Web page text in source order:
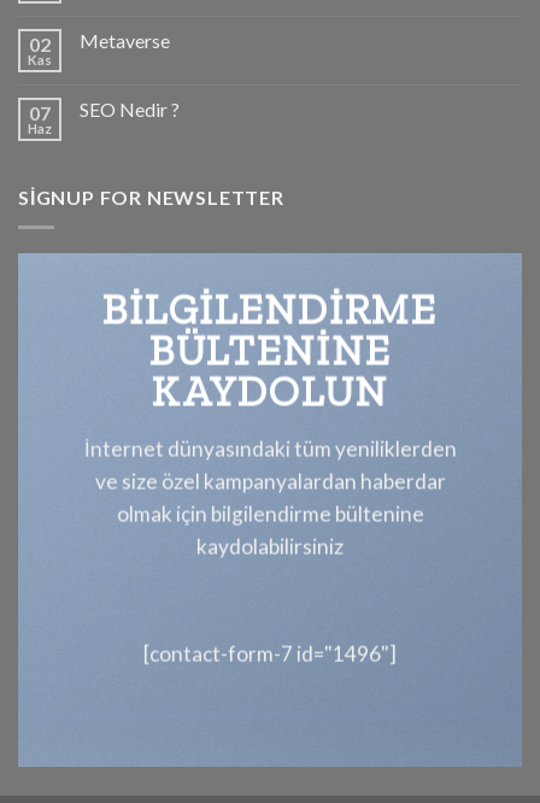
02
Kas
Metaverse
07
Haz
SEO Nedir ?
SIGNUP FOR NEWSLETTER
BILGILENDIRME
BÜLTENINE
KAYDOLUN
İnternet dünyasındaki tüm yeniliklerden
ve size özel kampanyalardan haberdar
olmak için bilgilendirme bültenine
kaydolabilirsiniz
[contact-form-7 id="1496"]